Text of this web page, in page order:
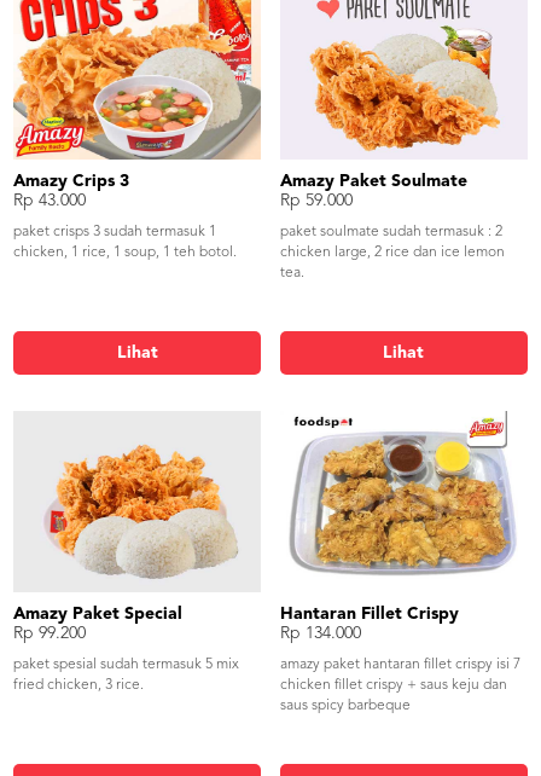
Amazy Crips 3
Rp 43.000
paket crisps 3 sudah termasuk 1
chicken, 1 rice, 1 soup, 1 teh botol.
Lihat
Amazy Paket Soulmate
Rp 59.000
paket soulmate sudah termasuk : 2
chicken large, 2 rice dan ice lemon
tea.
Lihat
Amazy Paket Special
Rp 99.200
paket spesial sudah termasuk 5 mix
fried chicken, 3 rice.
Hantaran Fillet Crispy
Rp 134.000
amazy paket hantaran fillet crispy isi 7
chicken fillet crispy + saus keju dan
saus spicy barbeque